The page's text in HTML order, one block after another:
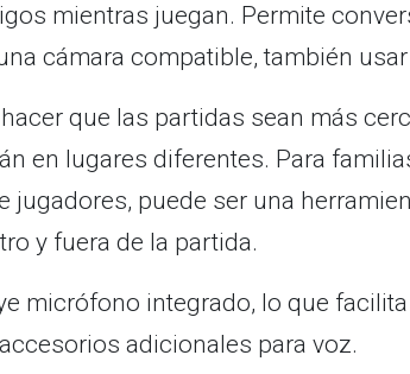
mientras juegan. Permite
cámara compatible, también
que las partidas sean más
en lugares diferentes. Para
jugadores, puede ser una
y fuera de la partida.
micrófono integrado, lo que
adicionales para voz.